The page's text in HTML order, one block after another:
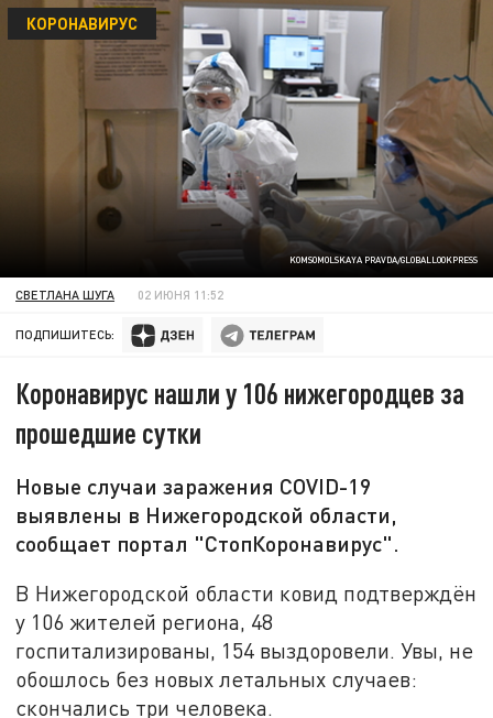
KOMSOMOLSKAYA PRAVDA/GLOBALLOOKPRESS
КОРОНАВИРУС
СВЕТЛАНА ШУГА 02 ИЮНЯ 11:52
ПОДПИШИТЕСЬ:
Коронавирус нашли у 106 нижегородцев за
прошедшие сутки
Новые случаи заражения COVID-19
выявлены в Нижегородской области,
сообщает портал "СтопКоронавирус".
В Нижегородской области ковид подтверждён
у 106 жителей региона, 48
госпитализированы, 154 выздоровели. Увы, не
обошлось без новых летальных случаев:
скончались три человека.